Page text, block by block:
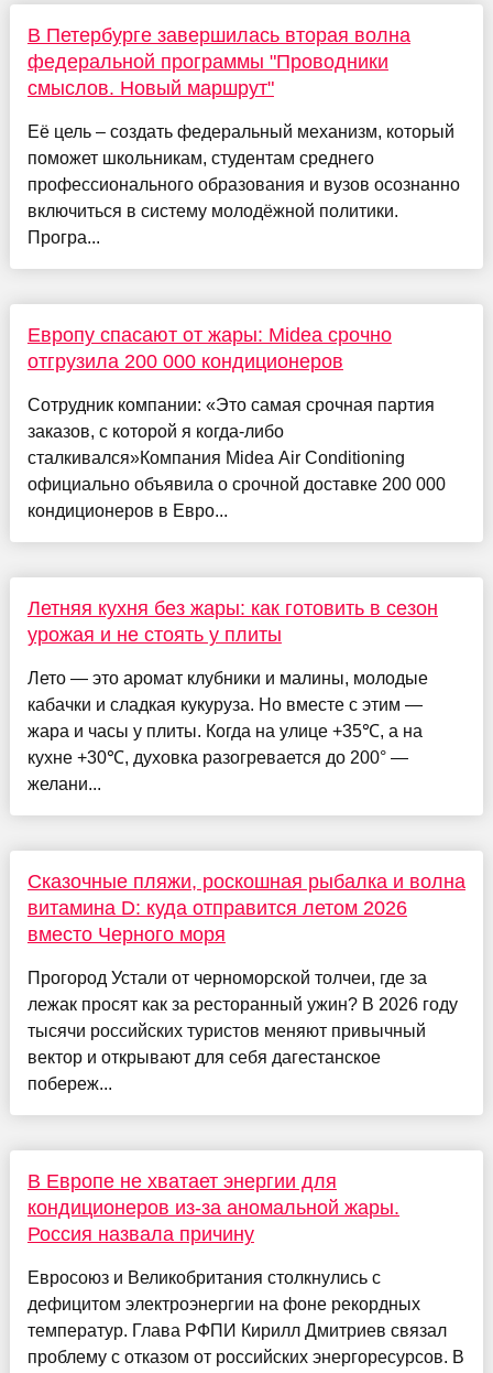
В Петербурге завершилась вторая волна
федеральной программы "Проводники
смыслов. Новый маршрут"
Её цель – создать федеральный механизм, который
поможет школьникам, студентам среднего
профессионального образования и вузов осознанно
включиться в систему молодёжной политики.
Програ...
Европу спасают от жары: Midea срочно
отгрузила 200 000 кондиционеров
Сотрудник компании: «Это самая срочная партия
заказов, с которой я когда-либо
сталкивался»Компания Midea Air Conditioning
официально объявила о срочной доставке 200 000
кондиционеров в Евро...
Летняя кухня без жары: как готовить в сезон
урожая и не стоять у плиты
Лето — это аромат клубники и малины, молодые
кабачки и сладкая кукуруза. Но вместе с этим —
жара и часы у плиты. Когда на улице +35℃, а на
кухне +30℃, духовка разогревается до 200° ―
желани...
Сказочные пляжи, роскошная рыбалка и волна
витамина D: куда отправится летом 2026
вместо Черного моря
Прогород Устали от черноморской толчеи, где за
лежак просят как за ресторанный ужин? В 2026 году
тысячи российских туристов меняют привычный
вектор и открывают для себя дагестанское
побереж...
В Европе не хватает энергии для
кондиционеров из-за аномальной жары.
Россия назвала причину
Евросоюз и Великобритания столкнулись с
дефицитом электроэнергии на фоне рекордных
температур. Глава РФПИ Кирилл Дмитриев связал
проблему с отказом от российских энергоресурсов. В